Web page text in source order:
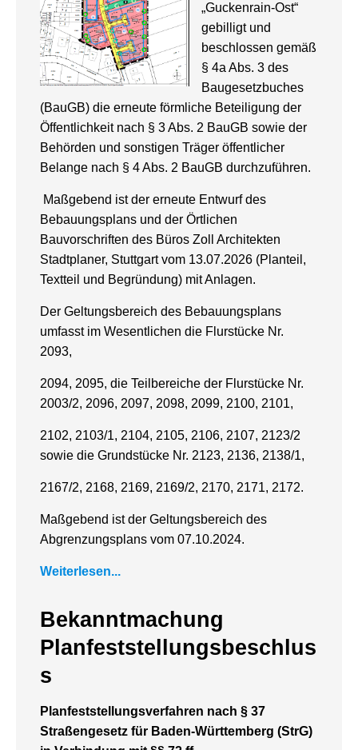
„Guckenrain-Ost“
gebilligt und
beschlossen gemäß
§ 4a Abs. 3 des
Baugesetzbuches
(BauGB) die erneute förmliche Beteiligung der
Öffentlichkeit nach § 3 Abs. 2 BauGB sowie der
Behörden und sonstigen Träger öffentlicher
Belange nach § 4 Abs. 2 BauGB durchzuführen.
Maßgebend ist der erneute Entwurf des
Bebauungsplans und der Örtlichen
Bauvorschriften des Büros Zoll Architekten
Stadtplaner, Stuttgart vom 13.07.2026 (Planteil,
Textteil und Begründung) mit Anlagen.
Der Geltungsbereich des Bebauungsplans
umfasst im Wesentlichen die Flurstücke Nr.
2093,
2094, 2095, die Teilbereiche der Flurstücke Nr.
2003/2, 2096, 2097, 2098, 2099, 2100, 2101,
2102, 2103/1, 2104, 2105, 2106, 2107, 2123/2
sowie die Grundstücke Nr. 2123, 2136, 2138/1,
2167/2, 2168, 2169, 2169/2, 2170, 2171, 2172.
Maßgebend ist der Geltungsbereich des
Abgrenzungsplans vom 07.10.2024.
Weiterlesen...
Bekanntmachung
Planfeststellungsbeschlus
s
Planfeststellungsverfahren nach § 37
Straßengesetz für Baden-Württemberg (StrG)